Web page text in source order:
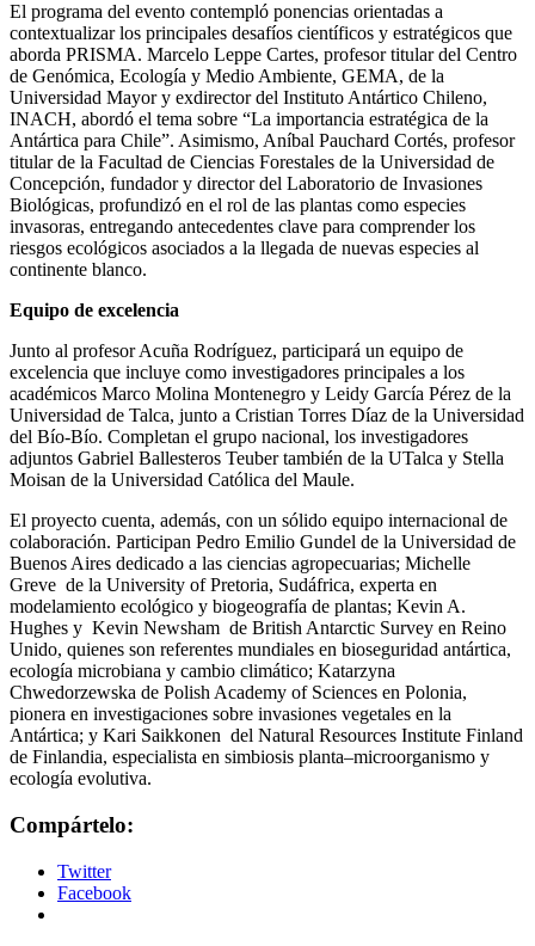
El programa del evento contempló ponencias orientadas a
contextualizar los principales desafíos científicos y estratégicos que
aborda PRISMA. Marcelo Leppe Cartes, profesor titular del Centro
de Genómica, Ecología y Medio Ambiente, GEMA, de la
Universidad Mayor y exdirector del Instituto Antártico Chileno,
INACH, abordó el tema sobre “La importancia estratégica de la
Antártica para Chile”. Asimismo, Aníbal Pauchard Cortés, profesor
titular de la Facultad de Ciencias Forestales de la Universidad de
Concepción, fundador y director del Laboratorio de Invasiones
Biológicas, profundizó en el rol de las plantas como especies
invasoras, entregando antecedentes clave para comprender los
riesgos ecológicos asociados a la llegada de nuevas especies al
continente blanco.
Equipo de excelencia
Junto al profesor Acuña Rodríguez, participará un equipo de
excelencia que incluye como investigadores principales a los
académicos Marco Molina Montenegro y Leidy García Pérez de la
Universidad de Talca, junto a Cristian Torres Díaz de la Universidad
del Bío-Bío. Completan el grupo nacional, los investigadores
adjuntos Gabriel Ballesteros Teuber también de la UTalca y Stella
Moisan de la Universidad Católica del Maule.
El proyecto cuenta, además, con un sólido equipo internacional de
colaboración. Participan Pedro Emilio Gundel de la Universidad de
Buenos Aires dedicado a las ciencias agropecuarias; Michelle
Greve de la University of Pretoria, Sudáfrica, experta en
modelamiento ecológico y biogeografía de plantas; Kevin A.
Hughes y Kevin Newsham de British Antarctic Survey en Reino
Unido, quienes son referentes mundiales en bioseguridad antártica,
ecología microbiana y cambio climático; Katarzyna
Chwedorzewska de Polish Academy of Sciences en Polonia,
pionera en investigaciones sobre invasiones vegetales en la
Antártica; y Kari Saikkonen del Natural Resources Institute Finland
de Finlandia, especialista en simbiosis planta–microorganismo y
ecología evolutiva.
Compártelo:
Twitter
Facebook